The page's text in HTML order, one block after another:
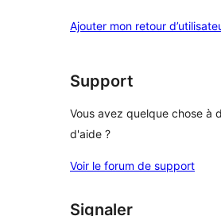
reviews
star
Ajouter mon retour
Support
Vous avez quelque chose à
d'aide ?
Voir le forum de support
Signaler